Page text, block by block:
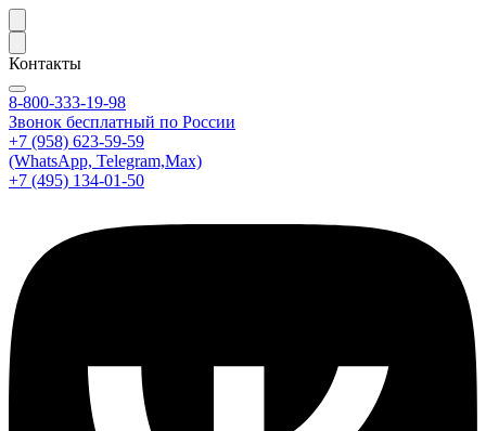
Контакты
8-800-333-19-98
Звонок бесплатный по России
+7 (958) 623-59-59
(WhatsApp, Telegram,Max)
+7 (495) 134-01-50